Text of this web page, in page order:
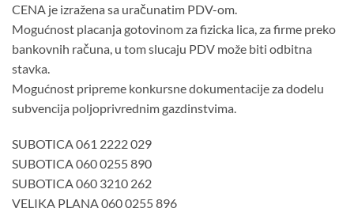
CENA je izražena sa uračunatim PDV-om.
Mogućnost placanja gotovinom za fizicka lica, za firme preko
bankovnih računa, u tom slucaju PDV može biti odbitna
stavka.
Mogućnost pripreme konkursne dokumentacije za dodelu
subvencija poljoprivrednim gazdinstvima.
SUBOTICA 061 2222 029
SUBOTICA 060 0255 890
SUBOTICA 060 3210 262
VELIKA PLANA 060 0255 896